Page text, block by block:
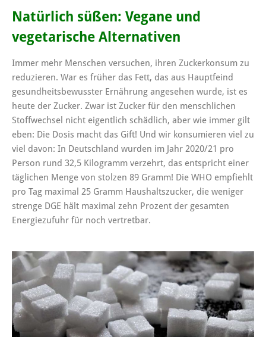
Natürlich süßen: Vegane und
vegetarische Alternativen
Immer mehr Menschen versuchen, ihren Zuckerkonsum zu
reduzieren. War es früher das Fett, das aus Hauptfeind
gesundheitsbewusster Ernährung angesehen wurde, ist es
heute der Zucker. Zwar ist Zucker für den menschlichen
Stoffwechsel nicht eigentlich schädlich, aber wie immer gilt
eben: Die Dosis macht das Gift! Und wir konsumieren viel zu
viel davon: In Deutschland wurden im Jahr 2020/21 pro
Person rund 32,5 Kilogramm verzehrt, das entspricht einer
täglichen Menge von stolzen 89 Gramm! Die WHO empfiehlt
pro Tag maximal 25 Gramm Haushaltszucker, die weniger
strenge DGE hält maximal zehn Prozent der gesamten
Energiezufuhr für noch vertretbar.